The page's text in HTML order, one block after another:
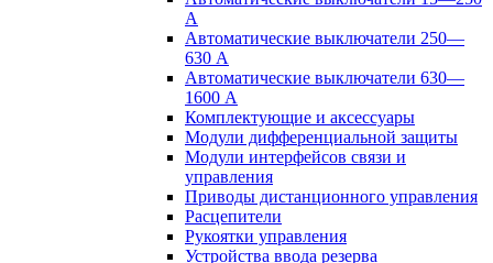
А
Автоматические выключатели 250—
630 А
Автоматические выключатели 630—
1600 А
Комплектующие и аксессуары
Модули дифференциальной защиты
Модули интерфейсов связи и
управления
Приводы дистанционного управления
Расцепители
Рукоятки управления
Устройства ввода резерва